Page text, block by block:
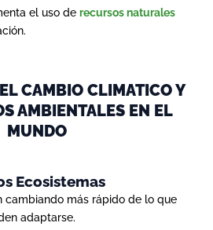
el uso de recursos naturales
CAMBIO CLIMATICO Y
AMBIENTALES EN EL
MUNDO
Ecosistemas
cambiando más rápido de lo que
adaptarse.